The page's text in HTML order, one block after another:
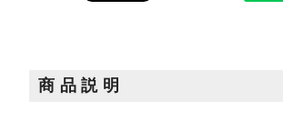
商品説明